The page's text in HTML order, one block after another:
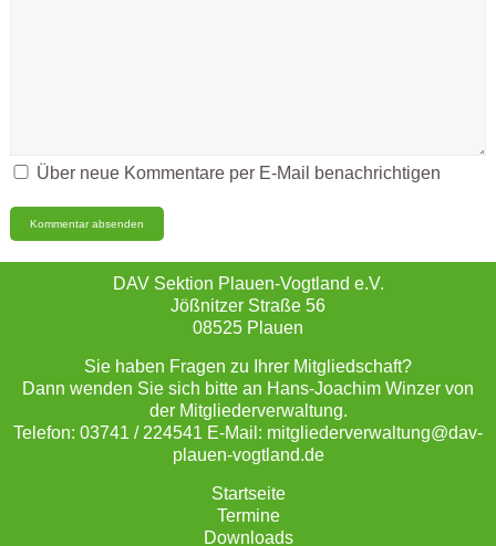
Über neue Kommentare per E-Mail benachrichtigen
DAV Sektion Plauen-Vogtland e.V.
Jößnitzer Straße 56
08525 Plauen
Sie haben Fragen zu Ihrer Mitgliedschaft?
Dann wenden Sie sich bitte an Hans-Joachim Winzer von
der Mitgliederverwaltung.
Telefon: 03741 / 224541 E-Mail: mitgliederverwaltung@dav-
plauen-vogtland.de
Startseite
Termine
Downloads